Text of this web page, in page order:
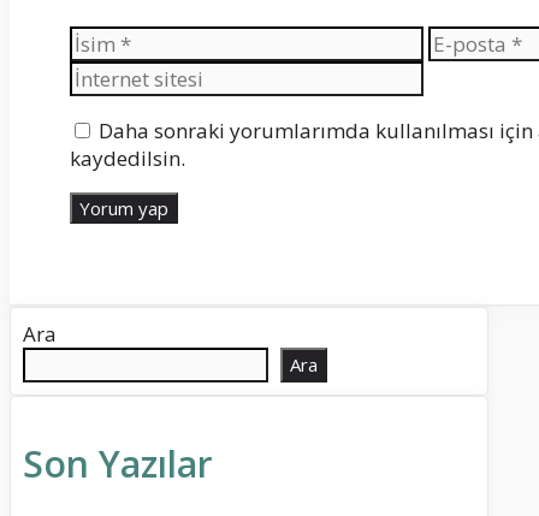
İsim
E-
posta
Daha sonraki yorumlarımda kullanılması
kaydedilsin.
Ara
Ara
Son Yazılar